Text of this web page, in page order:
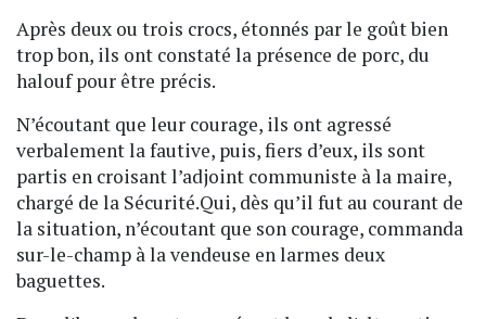
Après deux ou trois crocs, étonnés par le goût bien
trop bon, ils ont constaté la présence de porc, du
halouf pour être précis.
N’écoutant que leur courage, ils ont agressé
verbalement la fautive, puis, fiers d’eux, ils sont
partis en croisant l’adjoint communiste à la maire,
chargé de la Sécurité.Qui, dès qu’il fut au courant de
la situation, n’écoutant que son courage, commanda
sur-le-champ à la vendeuse en larmes deux
baguettes.